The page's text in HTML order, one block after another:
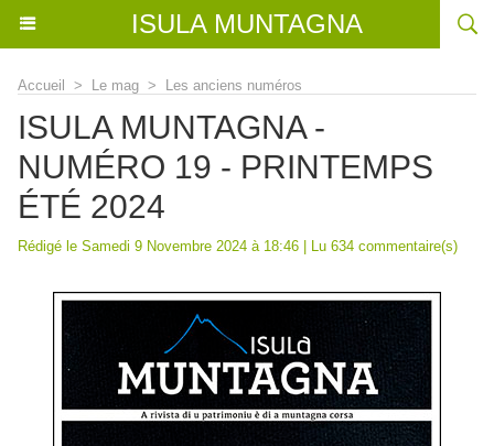
ISULA MUNTAGNA
Accueil > Le mag > Les anciens numéros
ISULA MUNTAGNA -
NUMÉRO 19 - PRINTEMPS
ÉTÉ 2024
Rédigé le Samedi 9 Novembre 2024 à 18:46 | Lu 634 commentaire(s)